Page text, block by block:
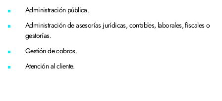
Administración pública.
Administración de asesorías jurídicas, contables, laborales, fiscales o
gestorías.
Gestión de cobros.
Atención al cliente.